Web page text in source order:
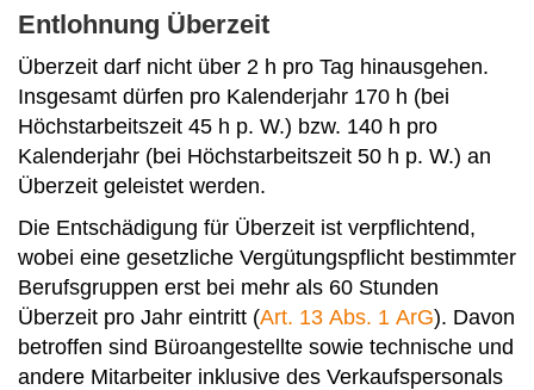
Entlohnung Überzeit
Überzeit darf nicht über 2 h pro Tag hinausgehen.
Insgesamt dürfen pro Kalenderjahr 170 h (bei
Höchstarbeitszeit 45 h p. W.) bzw. 140 h pro
Kalenderjahr (bei Höchstarbeitszeit 50 h p. W.) an
Überzeit geleistet werden.
Die Entschädigung für Überzeit ist verpflichtend,
wobei eine gesetzliche Vergütungspflicht bestimmter
Berufsgruppen erst bei mehr als 60 Stunden
Überzeit pro Jahr eintritt (Art. 13 Abs. 1 ArG). Davon
betroffen sind Büroangestellte sowie technische und
andere Mitarbeiter inklusive des Verkaufspersonals